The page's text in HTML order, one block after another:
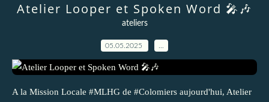
Atelier Looper et Spoken Word 🎤🎶
ateliers
05.05.2025
A la Mission Locale #MLHG de #Colomiers aujourd'hui, Atelier